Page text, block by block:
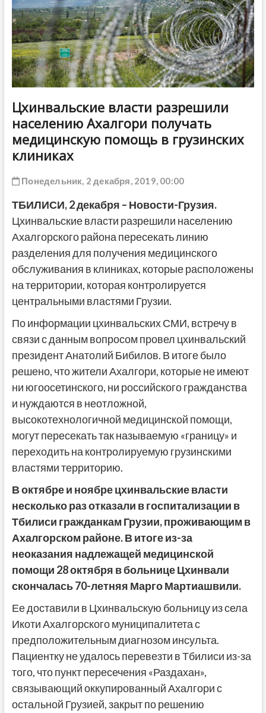
Цхинвальские власти разрешили
населению Ахалгори получать
медицинскую помощь в грузинских
клиниках
Понедельник, 2 декабря, 2019, 00:00
ТБИЛИСИ,2 декабря – Новости-Грузия.
Цхинвальские власти разрешили населению
Ахалгорского района пересекать линию
разделения для получения медицинского
обслуживания в клиниках, которые расположены
на территории, которая контролируется
центральными властями Грузии.
По информации цхинвальских СМИ, встречу в
связи с данным вопросом провел цхинвальский
президент Анатолий Бибилов. В итоге было
решено, что жители Ахалгори, которые не имеют
ни югоосетинского, ни российского гражданства
и нуждаются в неотложной,
высокотехнологичной медицинской помощи,
могут пересекать так называемую «границу» и
переходить на контролируемую грузинскими
властями территорию.
В октябре и ноябре цхинвальские власти
несколько раз отказали в госпитализации в
Тбилиси гражданкам Грузии, проживающим в
Ахалгорcком районе. В итоге из-за
неоказания надлежащей медицинской
помощи 28 октября в больнице Цхинвали
скончалась 70-летняя Марго Мартиашвили.
Ее доставили в Цхинвальскую больницу из села
Икоти Ахалгорского муниципалитета с
предположительным диагнозом инсульта.
Пациентку не удалось перевезти в Тбилиси из-за
того, что пункт пересечения «Раздахан»,
связывающий оккупированный Ахалгори с
остальной Грузией, закрыт по решению